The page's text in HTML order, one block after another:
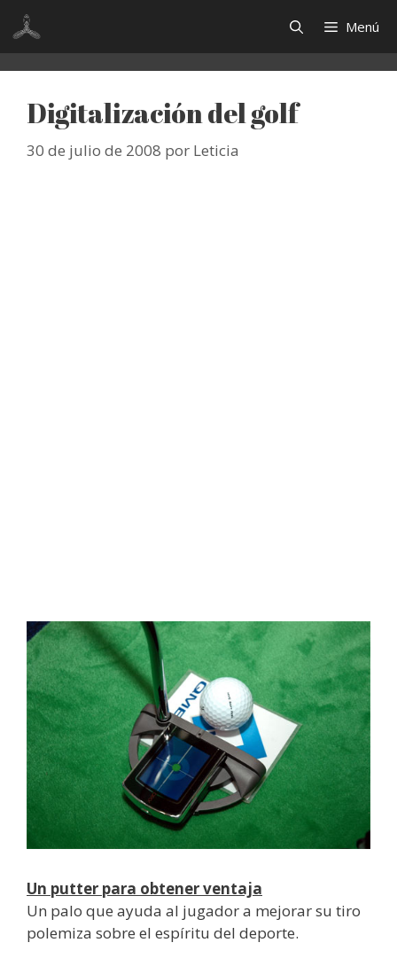
Saltar
contenido
Menú
Digitalización del golf
30 de julio de 2008 por Leticia
Un putter para obtener ventaja
Un palo que ayuda al jugador a mejorar su tiro
polemiza sobre el espíritu del deporte.